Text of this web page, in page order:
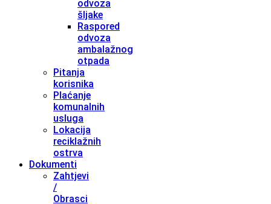
odvoza
šljake
Raspored
odvoza
ambalažnog
otpada
Pitanja
korisnika
Plaćanje
komunalnih
usluga
Lokacija
reciklažnih
ostrva
Dokumenti
Zahtjevi
/
Obrasci